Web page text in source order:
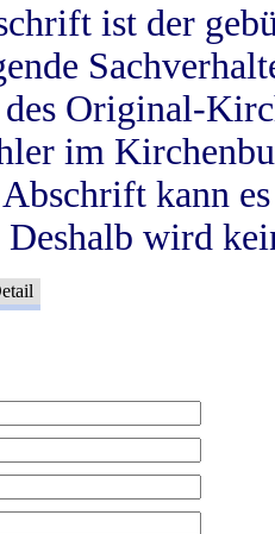
ist der
Original-
im
kann
Deshalb wird